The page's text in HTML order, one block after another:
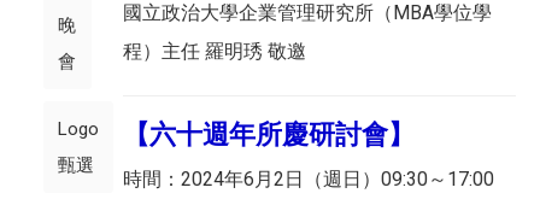
晚
會
Logo
甄選
國立政治大學企業管理研究所（MBA學位學
程）主任 羅明琇 敬邀
【六十週年所慶研討會】
時間：2024年6月2日（週日）09:30～17:00